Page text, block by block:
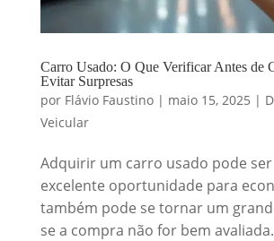
Carro Usado: O Que Verificar Antes de
Evitar Surpresas
por Flávio Faustino| maio 15, 2025 |
Veicular
Adquirir um carro usado pode
excelente oportunidade para
também pode se tornar um
se a compra não for bem